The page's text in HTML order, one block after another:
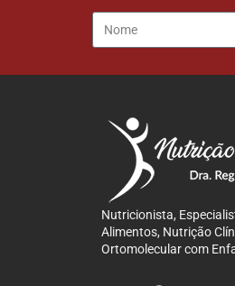
Nutricionista,
Alimentos, Nutrição
Ortomolecular com